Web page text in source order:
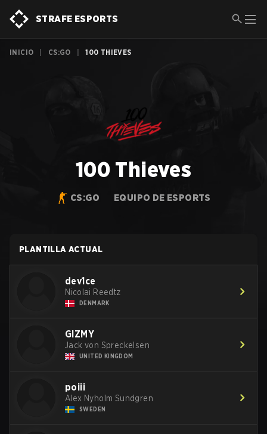
STRAFE ESPORTS
INICIO CS:GO 100 THIEVES
100 Thieves
CS:GO EQUIPO DE ESPORTS
PLANTILLA ACTUAL
dev1ce
Nicolai Reedtz
DENMARK
GIZMY
Jack von Spreckelsen
UNITED KINGDOM
poiii
Alex Nyholm Sundgren
SWEDEN